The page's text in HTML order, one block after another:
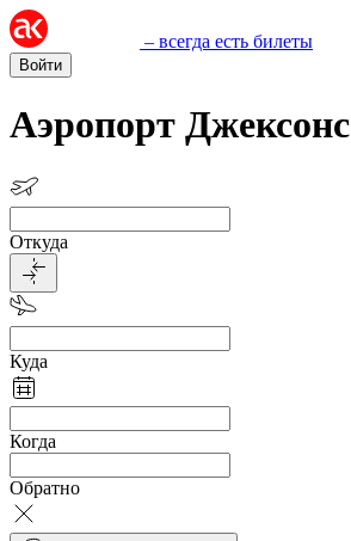
– всегда есть билеты
Войти
Аэропорт Джексонс
Откуда
Куда
Когда
Обратно